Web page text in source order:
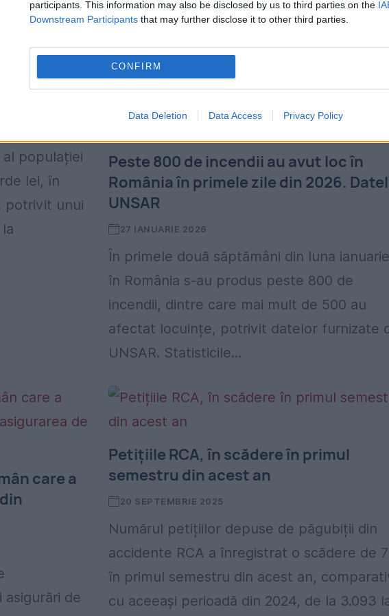
participants. This information may also be disclosed by us to third parties on the
Downstream Participants that may further disclose it to other third parties.
CONFIRM
Data Deletion Data Access Privacy Policy
de expuse
populației
lei, în
potrivit unui
Peste 800 de incendii au avut loc în
România în primele zile din 2026.
UNSAR
27 IANUARIE 2026
În primele două săptămâni din luna
în România s-au produs peste 800 de
incendii, dintre care mai mult de 500 au
afectat locuințe, potrivit datelor furnizate
UNSAR. Statisticile...
care a
de
Petițiile RCA, în scădere în primul
semestru din acest an
20 SEPTEMBRIE 2025
Numărul petițiilor depuse de păgubiții din
accidente RCA a înregistrat o scădere de
în primul semestru din acest an,
cu aceeași perioadă din 2024, de la 3.093